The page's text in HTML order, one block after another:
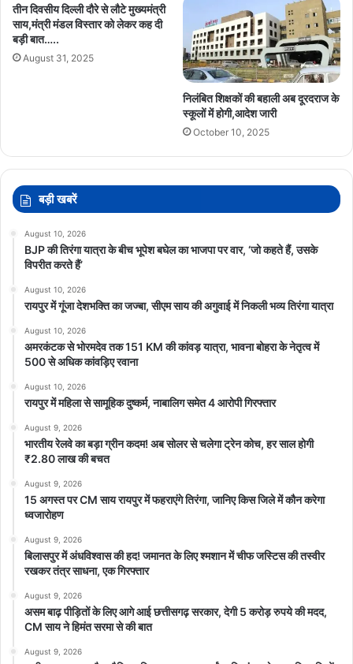
पिंटू राम साहू पूनम बिटिया मुख्यमंत्री विष्णुदेव साय
तीन दिवसीय दिल्ली दौरे से लौटे मुख्यमंत्री
साय,मंत्री मंडल विस्तार को लेकर कह दी
बड़ी बात…..
August 31, 2025
निलंबित शिक्षकों की बहाली अब दूरदराज के
स्कूलों में होगी,आदेश जारी
October 10, 2025
बड़ी खबरें
August 10, 2026
BJP की तिरंगा यात्रा के बीच भूपेश बघेल का भाजपा पर वार, ‘जो कहते हैं, उसके
विपरीत करते हैं’
August 10, 2026
रायपुर में गूंजा देशभक्ति का जज्बा, सीएम साय की अगुवाई में निकली भव्य तिरंगा यात्रा
August 10, 2026
अमरकंटक से भोरमदेव तक 151 KM की कांवड़ यात्रा, भावना बोहरा के नेतृत्व में
500 से अधिक कांवड़िए रवाना
August 10, 2026
रायपुर में महिला से सामूहिक दुष्कर्म, नाबालिग समेत 4 आरोपी गिरफ्तार
August 9, 2026
भारतीय रेलवे का बड़ा ग्रीन कदम! अब सोलर से चलेगा ट्रेन कोच, हर साल होगी
₹2.80 लाख की बचत
August 9, 2026
15 अगस्त पर CM साय रायपुर में फहराएंगे तिरंगा, जानिए किस जिले में कौन करेगा
ध्वजारोहण
August 9, 2026
बिलासपुर में अंधविश्वास की हद! जमानत के लिए श्मशान में चीफ जस्टिस की तस्वीर
रखकर तंत्र साधना, एक गिरफ्तार
August 9, 2026
असम बाढ़ पीड़ितों के लिए आगे आई छत्तीसगढ़ सरकार, देगी 5 करोड़ रुपये की मदद,
CM साय ने हिमंत सरमा से की बात
August 9, 2026